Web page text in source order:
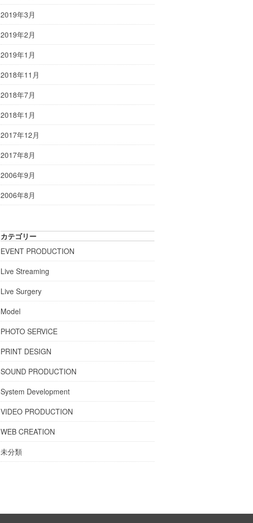
2019年3月
2019年2月
2019年1月
2018年11月
2018年7月
2018年1月
2017年12月
2017年8月
2006年9月
2006年8月
カテゴリー
EVENT PRODUCTION
Live Streaming
Live Surgery
Model
PHOTO SERVICE
PRINT DESIGN
SOUND PRODUCTION
System Development
VIDEO PRODUCTION
WEB CREATION
未分類